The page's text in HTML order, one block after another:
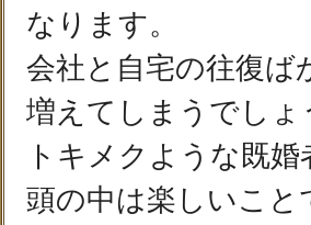
なります。
会社と自宅の往復ば
増えてしまうでしょ
トキメクような既
頭の中は楽しいこ